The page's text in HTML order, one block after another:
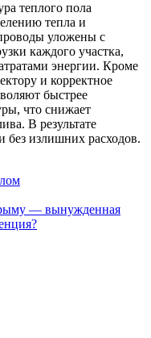
теплого пола
тепла и
уложены с
каждого участка,
энергии. Кроме
и корректное
быстрее
что снижает
В результате
без излишних расходов.
— вынужденная